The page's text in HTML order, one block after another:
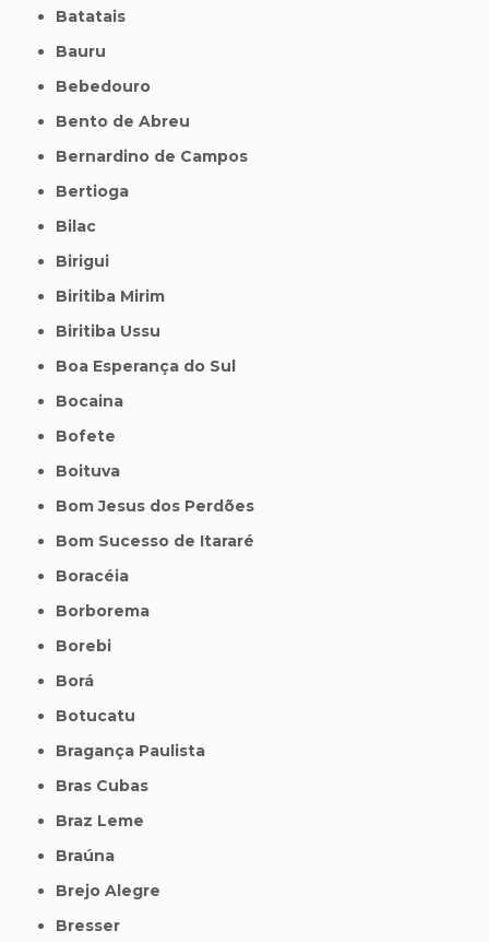
Batatais
Bauru
Bebedouro
Bento de Abreu
Bernardino de Campos
Bertioga
Bilac
Birigui
Biritiba Mirim
Biritiba Ussu
Boa Esperança do Sul
Bocaina
Bofete
Boituva
Bom Jesus dos Perdões
Bom Sucesso de Itararé
Boracéia
Borborema
Borebi
Borá
Botucatu
Bragança Paulista
Bras Cubas
Braz Leme
Braúna
Brejo Alegre
Bresser